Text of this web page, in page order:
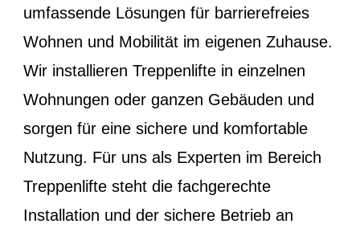
umfassende Lösungen für barrierefreies
Wohnen und Mobilität im eigenen Zuhause.
Wir installieren Treppenlifte in einzelnen
Wohnungen oder ganzen Gebäuden und
sorgen für eine sichere und komfortable
Nutzung. Für uns als Experten im Bereich
Treppenlifte steht die fachgerechte
Installation und der sichere Betrieb an